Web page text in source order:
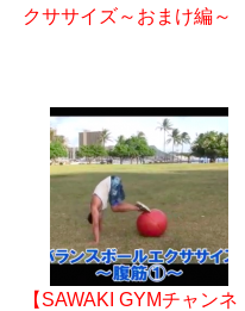
クササイズ～おまけ編～
【SAWAKI GYMチャンネ